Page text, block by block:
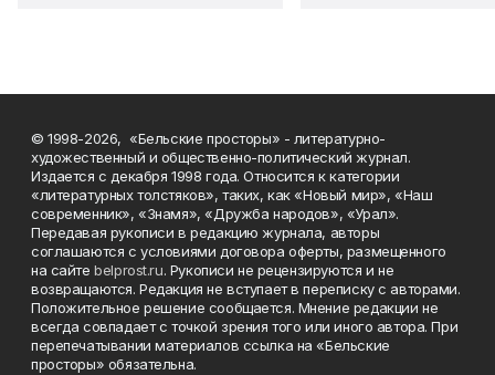
© 1998-2026, «Бельские просторы» - литературно-
художественный и общественно-политический журнал.
Издается с декабря 1998 года. Относится к категории
«литературных толстяков», таких, как «Новый мир», «Наш
современник», «Знамя», «Дружба народов», «Урал».
Передавая рукописи в редакцию журнала, авторы
соглашаются с условиями договора оферты, размещенного
на сайтеbelprost.ru. Рукописи не рецензируются и не
возвращаются. Редакция не вступает в переписку с авторами.
Положительное решение сообщается. Мнение редакции не
всегда совпадает с точкой зрения того или иного автора. При
перепечатывании материалов ссылка на «Бельские
просторы» обязательна.